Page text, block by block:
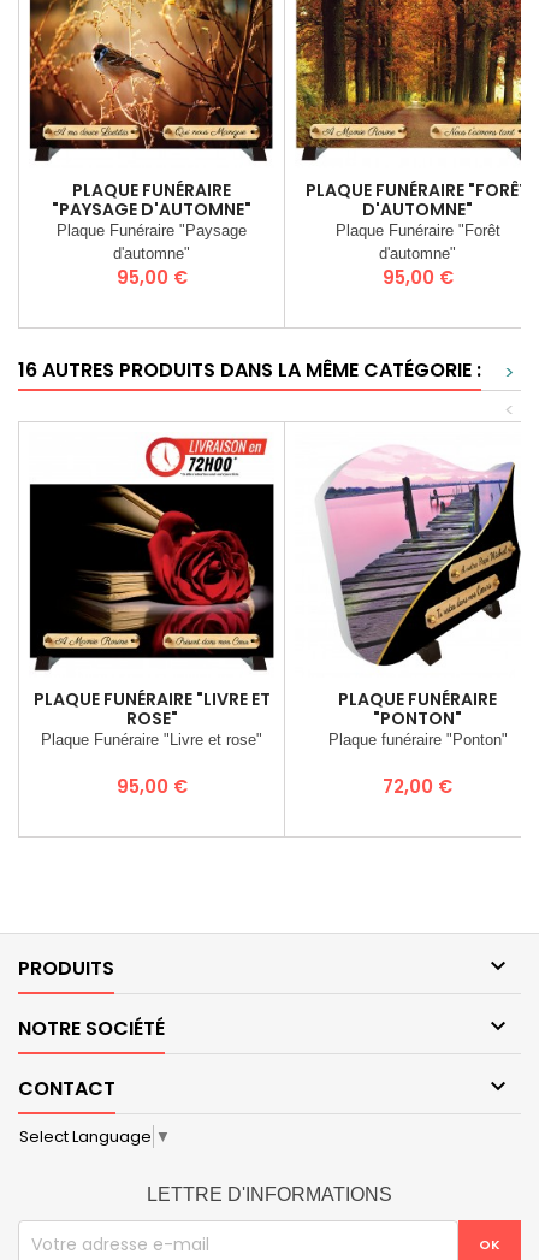
PLAQUE FUNÉRAIRE
"PAYSAGE D'AUTOMNE"
Plaque Funéraire "Paysage
d'automne"
Prix
95,00 €
PLAQUE FUNÉRAIRE "FORÊT
D'AUTOMNE"
Plaque Funéraire "Forêt
d'automne"
Prix
95,00 €
16 AUTRES PRODUITS DANS LA MÊME CATÉGORIE :
>
<
PLAQUE FUNÉRAIRE "LIVRE ET
ROSE"
Plaque Funéraire "Livre et rose"
Prix
95,00 €
PLAQUE FUNÉRAIRE
"PONTON"
Plaque funéraire "Ponton"
Prix
72,00 €
PRODUITS 
NOTRE SOCIÉTÉ 
CONTACT 
Select Language ▼
LETTRE D'INFORMATIONS